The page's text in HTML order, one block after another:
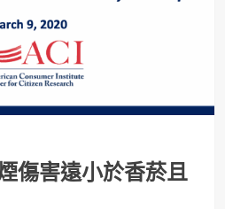
傷害遠小於香菸且